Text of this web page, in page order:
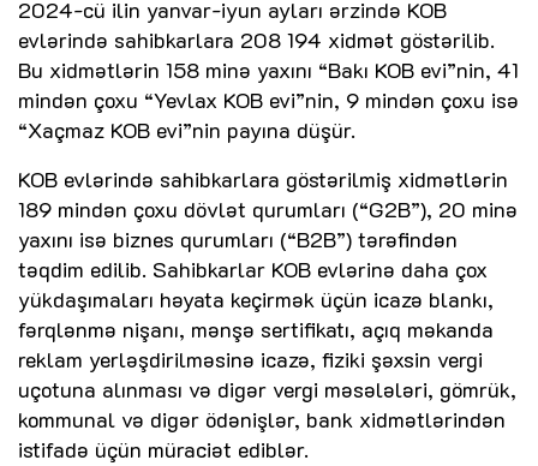
2024-cü ilin yanvar-iyun ayları ərzində KOB
evlərində sahibkarlara 208 194 xidmət göstərilib.
Bu xidmətlərin 158 minə yaxını “Bakı KOB evi”nin, 41
mindən çoxu “Yevlax KOB evi”nin, 9 mindən çoxu isə
“Xaçmaz KOB evi”nin payına düşür.
KOB evlərində sahibkarlara göstərilmiş xidmətlərin
189 mindən çoxu dövlət qurumları (“G2B”), 20 minə
yaxını isə biznes qurumları (“B2B”) tərəfindən
təqdim edilib. Sahibkarlar KOB evlərinə daha çox
yükdaşımaları həyata keçirmək üçün icazə blankı,
fərqlənmə nişanı, mənşə sertifikatı, açıq məkanda
reklam yerləşdirilməsinə icazə, fiziki şəxsin vergi
uçotuna alınması və digər vergi məsələləri, gömrük,
kommunal və digər ödənişlər, bank xidmətlərindən
istifadə üçün müraciət ediblər.